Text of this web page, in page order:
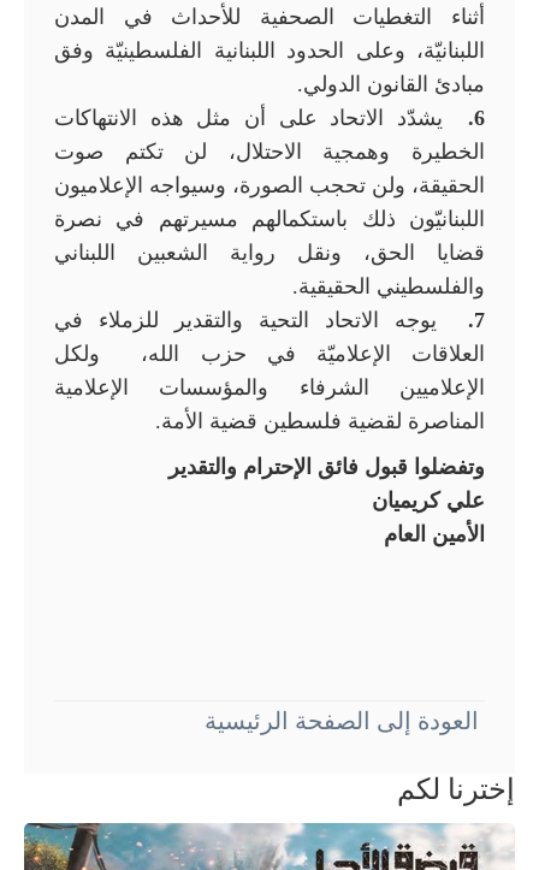
أثناء التغطيات الصحفية للأحداث في المدن
اللبنانيّة، وعلى الحدود اللبنانية الفلسطينيّة وفق
مبادئ القانون الدولي.
6.
يشدّد الاتحاد على أن مثل هذه الانتهاكات
الخطيرة وهمجية الاحتلال، لن تكتم صوت
الحقيقة، ولن تحجب الصورة، وسيواجه الإعلاميون
اللبنانيّون ذلك باستكمالهم مسيرتهم في نصرة
قضايا الحق، ونقل رواية الشعبين اللبناني
والفلسطيني الحقيقية.
7.
يوجه الاتحاد التحية والتقدير للزملاء في
العلاقات الإعلاميّة في حزب الله، ولكل
الإعلاميين الشرفاء والمؤسسات الإعلامية
المناصرة لقضية فلسطين قضية الأمة.
وتفضلوا قبول فائق الإحترام والتقدير
علي كريميان
الأمين العام
العودة إلى الصفحة الرئيسية
إخترنا لكم